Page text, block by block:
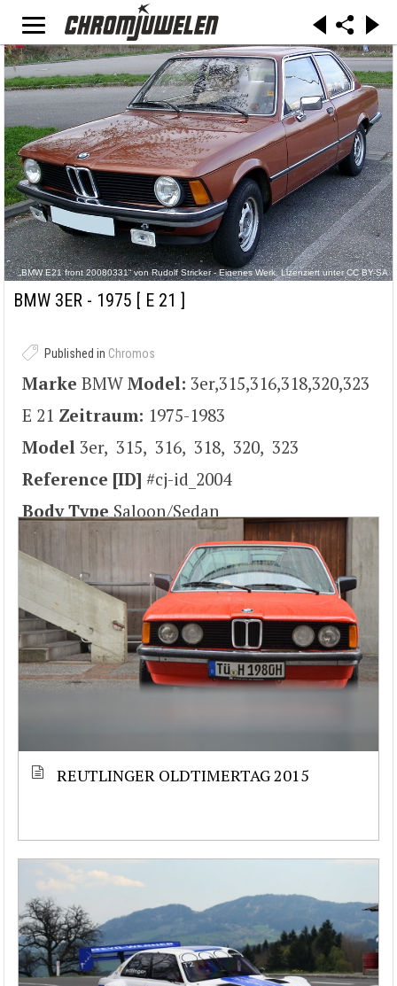
„BMW E21 front 20080331“ von Rudolf Stricker - Eigenes Werk. Lizenziert unter CC BY-SA
3.0 über Wikimedia Commons -
BMW 3ER - 1975 [ E 21 ]
Published in Chromos
Marke BMW Model: 3er,315,316,318,320,323
E 21 Zeitraum: 1975-1983
Model 3er, 315, 316, 318, 320, 323
Reference [ID] #cj-id_2004
Body Type Saloon/Sedan
REUTLINGER OLDTIMERTAG 2015